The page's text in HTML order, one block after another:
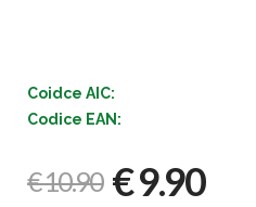
Coidce AIC:
Codice EAN:
€ 10.90 € 9.90